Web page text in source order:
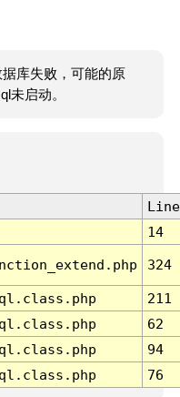
库失败，可能的原
未启动。
Line
14
324
211
62
94
76